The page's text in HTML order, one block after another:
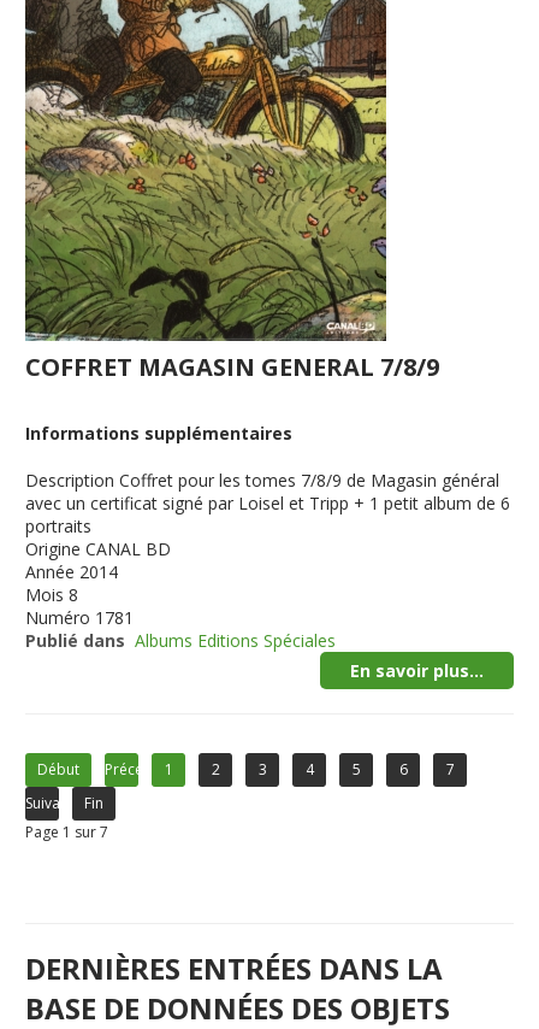
COFFRET MAGASIN GENERAL 7/8/9
Informations supplémentaires
Description Coffret pour les tomes 7/8/9 de Magasin général
avec un certificat signé par Loisel et Tripp + 1 petit album de 6
portraits
Origine CANAL BD
Année 2014
Mois 8
Numéro 1781
Publié dans Albums Editions Spéciales
En savoir plus...
Début Précédent1 2 3 4 5 6
7
Suivant
Fin
Page 1 sur 7
DERNIÈRES ENTRÉES DANS LA
BASE DE DONNÉES DES OBJETS